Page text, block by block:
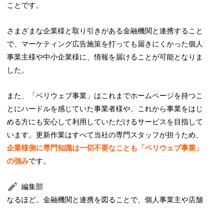
ことです。
さまざまな企業様と取り引きがある金融機関と連携すること
で、マーケティング広告施策を打っても届きにくかった個人
事業主様や中小企業様に、情報を届けることが可能となりま
した。
また、「ベリウェブ事業」はこれまでホームページを持つこ
とにハードルを感じていた事業者様や、これから事業をはじ
める方にも安心して利用していただけるサービスを目指して
います。更新作業はすべて当社の専門スタッフが担うため、
企業様側に専門知識は一切不要なことも「ベリウェブ事業」
の強みです。
編集部
なるほど。金融機関と連携を図ることで、個人事業主や店舗